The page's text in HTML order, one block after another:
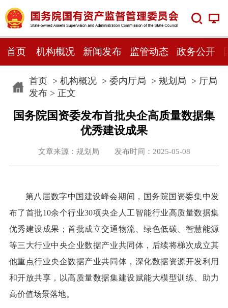
首页 机构概况 新闻发布 监管动态 政务公开
首页> 机构概况> 委内厅局 > 规划局 > 厅局
发布> 正文
国务院国资委发布首批央企高质量数据集
优秀建设成果
文章来源：规划局 发布时间：2025-05-08
第八届数字中国建设峰会期间，国务院国资委集中发
布了首批10余个行业30项央企人工智能行业高质量数据集
优秀建设成果；首批成立交通物流、绿色低碳、智慧能源
等三大行业中央企业数据产业共同体，后续将梯次成立其
他重点行业央企数据产业共同体，深化数据资源开发利用
和开放共享，以高质量数据集建设赋能大模型训练、助力
高价值场景落地。